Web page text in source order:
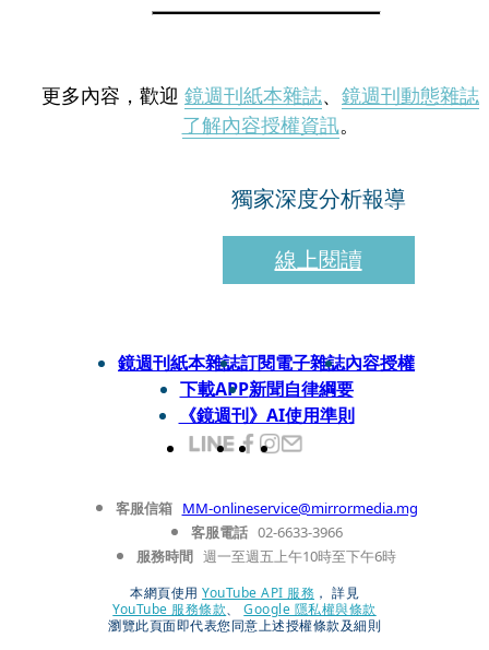
更多內容，歡迎 鏡週刊紙本雜誌、 鏡週刊動態雜誌
了解內容授權資訊。
獨家深度分析報導
線上閱讀
鏡週刊紙本雜誌訂閱電子雜誌內容授權
下載APP新聞自律綱要
《鏡週刊》AI使用準則
客服信箱 MM-onlineservice@mirrormedia.mg
客服電話 02-6633-3966
服務時間 週一至週五上午10時至下午6時
本網頁使用 YouTube API 服務 ， 詳見
YouTube 服務條款、
Google 隱私權與條款
瀏覽此頁面即代表您同意上述授權條款及細則